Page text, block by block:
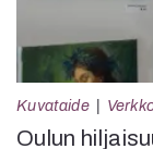
Kuvataide
Oulun